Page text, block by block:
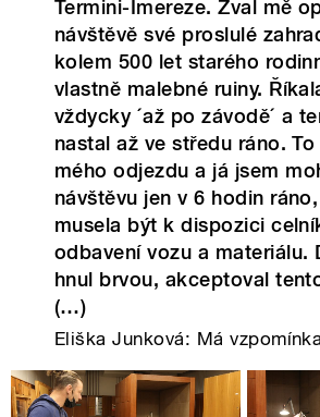
Termini-Imereze. Zval mě
návštěvě své proslulé
kolem 500 let starého
vlastně malebné ruiny.
vždycky ´až po závodě´ a
nastal až ve středu ráno.
mého odjezdu a já jsem
návštěvu jen v 6 hodin
musela být k dispozici
odbavení vozu a materiálu.
hnul brvou, akceptoval
(…)
Eliška Junková: Má